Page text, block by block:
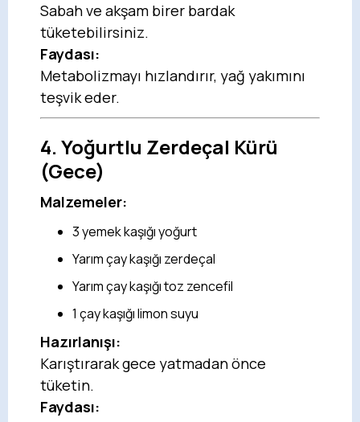
Sabah ve akşam birer bardak
tüketebilirsiniz.
Faydası:
Metabolizmayı hızlandırır, yağ yakımını
teşvik eder.
4. Yoğurtlu Zerdeçal Kürü
(Gece)
Malzemeler:
3 yemek kaşığı yoğurt
Yarım çay kaşığı zerdeçal
Yarım çay kaşığı toz zencefil
1 çay kaşığı limon suyu
Hazırlanışı:
Karıştırarak gece yatmadan önce
tüketin.
Faydası: